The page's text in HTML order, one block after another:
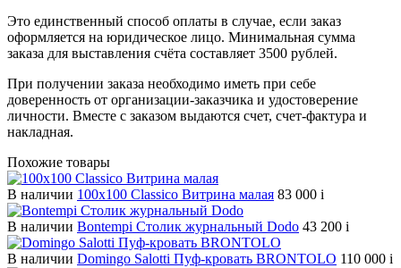
Это единственный способ оплаты в случае, если заказ
оформляется на юридическое лицо. Минимальная сумма
заказа для выставления счёта составляет 3500 рублей.
При получении заказа необходимо иметь при себе
доверенность от организации-заказчика и удостоверение
личности. Вместе с заказом выдаются счет, счет-фактура и
накладная.
Похожие товары
В наличии 100х100 Classico Витрина малая 83 000 i
В наличии Bontempi Столик журнальный Dodo 43 200 i
В наличии Domingo Salotti Пуф-кровать BRONTOLO 110 000 i